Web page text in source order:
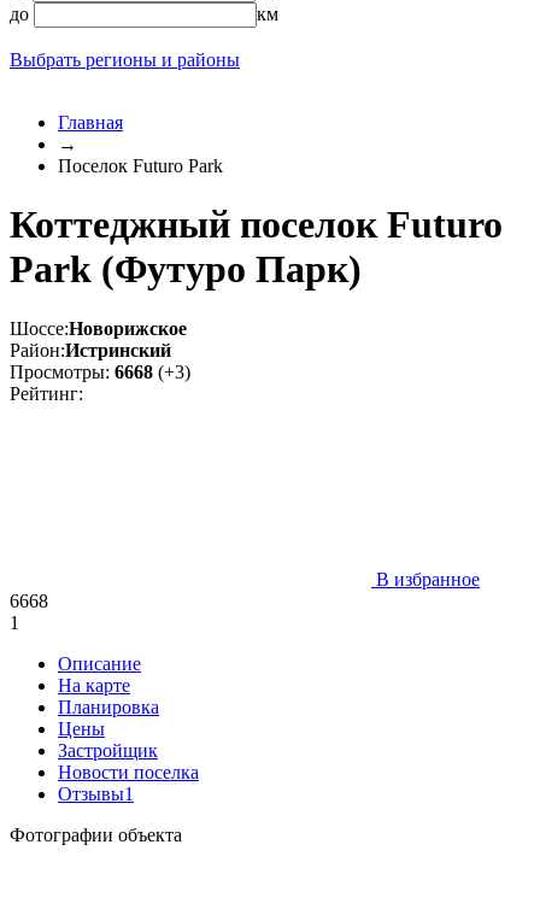
до
км
Выбрать регионы и районы
Главная
→
Поселок Futuro Park
Коттеджный поселок Futuro
Park (Футуро Парк)
Шоссе:Новорижское
Район:Истринский
Просмотры: 6668 (+3)
Рейтинг:
В избранное
6668
1
Описание
На карте
Планировка
Цены
Застройщик
Новости поселка
Отзывы1
Фотографии объекта